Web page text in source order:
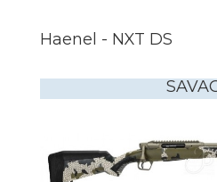
Haenel - NXT DS